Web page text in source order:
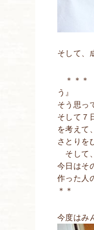
そして、
＊＊＊
う』
そう思っ
そして７
を考えて
さとりを
そして
今日はそ
作った人
＊＊
今度はみ